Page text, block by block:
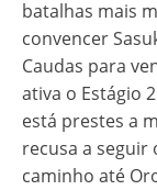
batalhas mais
convencer
Caudas para
ativa o Estágio
está prestes a
recusa a seguir
caminho até